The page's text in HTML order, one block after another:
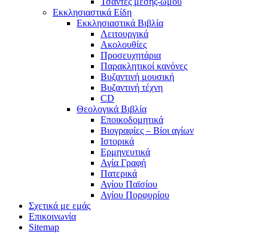
Εκκλησιαστικά Είδη
Εκκλησιαστικά Βιβλία
Λειτουργικά
Ακολουθίες
Προσευχητάρια
Παρακλητικοί κανόνες
Βυζαντινή μουσική
Βυζαντινή τέχνη
CD
Θεολογικά Βιβλία
Εποικοδομητικά
Βιογραφίες – Βίοι αγίων
Ιστορικά
Ερμηνευτικά
Αγία Γραφή
Πατερικά
Αγίου Παϊσίου
Αγίου Πορφυρίου
Σχετικά με εμάς
Επικοινωνία
Sitemap